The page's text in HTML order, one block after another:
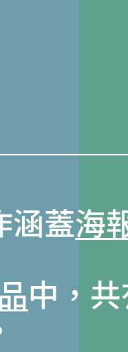
涵蓋海
中，